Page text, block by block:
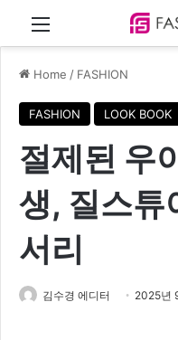
Menu
Home / FASHION
FASHION LOOK BOOK
절제된 우
생, 질스튜
서리
김수경 에디터 2025년